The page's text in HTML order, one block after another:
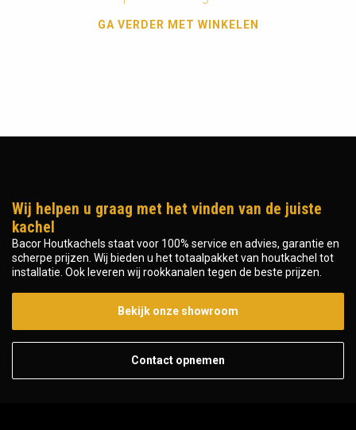
GA VERDER MET WINKELEN
Wij helpen u graag met het vinden van de juiste
kachel
Bacor Houtkachels staat voor 100% service en advies, garantie en
scherpe prijzen. Wij bieden u het totaalpakket van houtkachel tot
installatie. Ook leveren wij rookkanalen tegen de beste prijzen.
Bekijk onze showroom
Contact opnemen